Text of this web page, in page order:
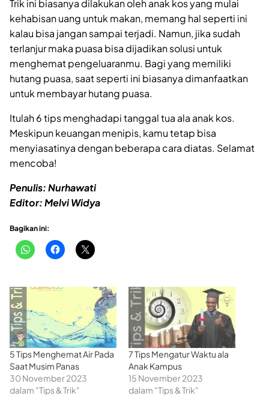
Trik ini biasanya dilakukan oleh anak kos yang mulai
kehabisan uang untuk makan, memang hal seperti ini
kalau bisa jangan sampai terjadi. Namun, jika sudah
terlanjur maka puasa bisa dijadikan solusi untuk
menghemat pengeluaranmu. Bagi yang memiliki
hutang puasa, saat seperti ini biasanya dimanfaatkan
untuk membayar hutang puasa.
Itulah 6 tips menghadapi tanggal tua ala anak kos.
Meskipun keuangan menipis, kamu tetap bisa
menyiasatinya dengan beberapa cara diatas. Selamat
mencoba!
Penulis: Nurhawati
Editor: Melvi Widya
Bagikan ini:
5 Tips Menghemat Air Pada
Saat Musim Panas
30 November 2023
dalam "Tips & Trik"
7 Tips Mengatur Waktu ala
Anak Kampus
15 November 2023
dalam "Tips & Trik"